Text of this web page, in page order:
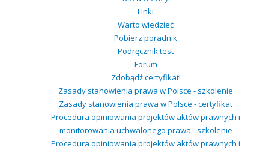
Linki
Warto wiedzieć
Pobierz poradnik
Podręcznik test
Forum
Zdobądź certyfikat!
Zasady stanowienia prawa w Polsce - szkolenie
Zasady stanowienia prawa w Polsce - certyfikat
Procedura opiniowania projektów aktów prawnych i
monitorowania uchwalonego prawa - szkolenie
Procedura opiniowania projektów aktów prawnych i